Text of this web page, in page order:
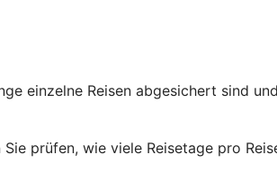
einzelne Reisen abgesichert sind
prüfen, wie viele Reisetage pro